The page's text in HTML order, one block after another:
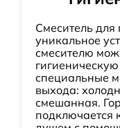
Смеситель для
уникальное
смесителю
специальные
выхода:
смешанная.
подключается